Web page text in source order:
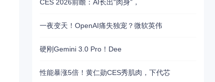
CES 2026前瞻：AI长出“肉身”，
一夜变天！OpenAI痛失独宠？微软英伟
硬刚Gemini 3.0 Pro！Dee
性能暴涨5倍！黄仁勋CES秀肌肉，下代芯